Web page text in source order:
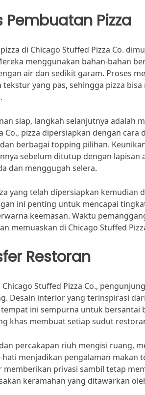
Pembuatan Pizza
di Chicago Stuffed Pizza Co.
menggunakan bahan-bahan
air dan sedikit garam. Proses
tekstur yang pas, sehingga pizza
siap, langkah selanjutnya adalah
Co., pizza dipersiapkan dengan
berbagai topping pilihan.
sebelum ditutup dengan
dan menggugah selera.
yang telah dipersiapkan kemudian
ini penting untuk mencapai
keemasan. Waktu
memuaskan di Chicago Stuffed
Restoran
Chicago Stuffed Pizza Co.,
Desain interior yang terinspirasi
ini sempurna untuk bersantai
khas membuat setiap sudut
percakapan riuh mengisi ruang,
menjadikan pengalaman makan
memberikan privasi sambil tetap
keramahan yang ditawarkan